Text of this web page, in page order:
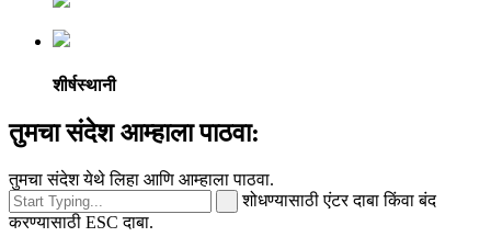
शीर्षस्थानी
तुमचा संदेश आम्हाला पाठवा:
तुमचा संदेश येथे लिहा आणि आम्हाला पाठवा.
शोधण्यासाठी एंटर दाबा किंवा बंद
करण्यासाठी ESC दाबा.